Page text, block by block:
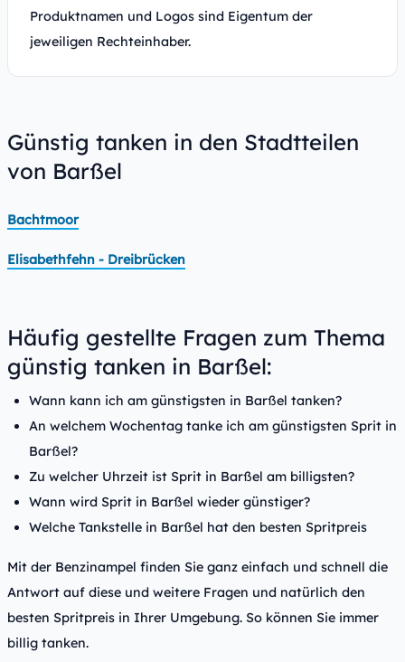
Produktnamen und Logos sind Eigentum der
jeweiligen Rechteinhaber.
Günstig tanken in den Stadtteilen
von Barßel
Bachtmoor
Elisabethfehn - Dreibrücken
Häufig gestellte Fragen zum Thema
günstig tanken in Barßel:
Wann kann ich am günstigsten in Barßel tanken?
An welchem Wochentag tanke ich am günstigsten Sprit in
Barßel?
Zu welcher Uhrzeit ist Sprit in Barßel am billigsten?
Wann wird Sprit in Barßel wieder günstiger?
Welche Tankstelle in Barßel hat den besten Spritpreis
Mit der Benzinampel finden Sie ganz einfach und schnell die
Antwort auf diese und weitere Fragen und natürlich den
besten Spritpreis in Ihrer Umgebung. So können Sie immer
billig tanken.